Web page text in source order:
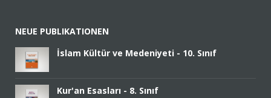
NEUE PUBLIKATIONEN
İslam Kültür ve Medeniyeti - 10. Sınıf
Kur'an Esasları - 8. Sınıf